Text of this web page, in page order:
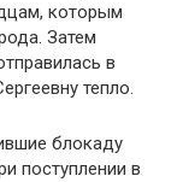
которым
Затем
в
тепло.
блокаду
поступлении в